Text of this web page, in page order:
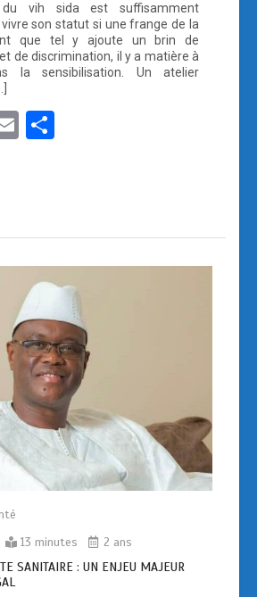
vih sida est suffisamment
son statut si une frange de la
que tel y ajoute un brin de
de discrimination, il y a matière à
la sensibilisation. Un atelier
E
er
13 minutes 2 ans
SANITAIRE : UN ENJEU MAJEUR